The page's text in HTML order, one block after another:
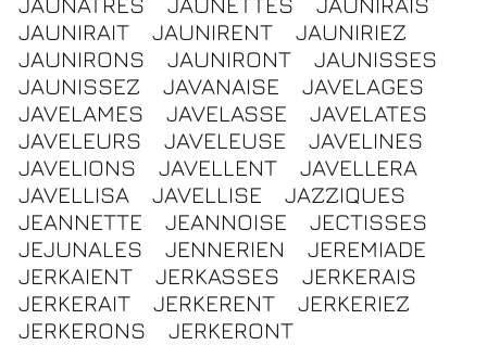
JAUNIRAIT
JAUNIRENT
JAUNIRIEZ
JAUNIRONS
JAUNIRONT
JAUNISSES
JAUNISSEZ
JAVANAISE
JAVELAGES
JAVELAMES
JAVELASSE
JAVELATES
JAVELEURS
JAVELEUSE
JAVELINES
JAVELIONS
JAVELLENT
JAVELLERA
JAVELLISA
JAVELLISE
JAZZIQUES
JEANNETTE
JEANNOISE
JECTISSES
JEJUNALES
JENNERIEN
JEREMIADE
JERKAIENT
JERKASSES
JERKERAIS
JERKERAIT
JERKERENT
JERKERIEZ
JERKERONS
JERKERONT